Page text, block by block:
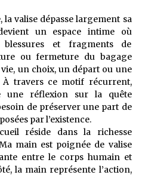
valise dépasse largement sa
un espace intime où
blessures et fragments de
ou fermeture du bagage
un choix, un départ ou une
À travers ce motif récurrent,
une réflexion sur la quête
de préserver une part de
par l’existence.
réside dans la richesse
main est poignée de valise
entre le corps humain et
la main représente l’action,